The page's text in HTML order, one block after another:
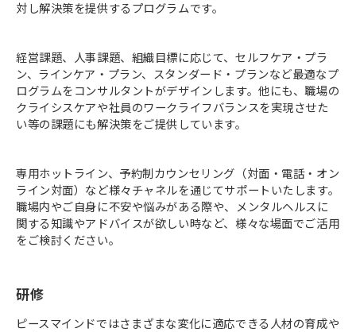
対し解決策を提供するプログラムです。
経営課題、人事課題、組織目標に応じて、セルフケア・プラ
ン、ラインケア・プラン、スタンダード・プランなど最適なプ
ログラムをコンサルタントがデザインします。他にも、職場の
クライシスケアや社員のワークライフバランスを実現させた
い等の課題にも解決策をご提供しています。
専用ホットライン、予約制カウンセリング（対面・電話・オン
ライン対面）など様々チャネルを通じてサポートいたします。
職場内やご自身に不安や悩みがある際や、メンタルヘルスに
関する知識やアドバイスが欲しい時など、様々な場面でご活用
をご検討ください。
研修
ピースマインドではさまざまな変化に適応できる人材の育成や